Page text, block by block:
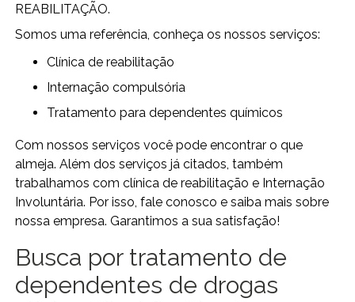
REABILITAÇÃO.
Somos uma referência, conheça os nossos serviços:
clínica de reabilitação
internação compulsória
tratamento para dependentes químicos
Com nossos serviços você pode encontrar o que
almeja. Além dos serviços já citados, também
trabalhamos com clínica de reabilitação e Internação
Involuntária. Por isso, fale conosco e saiba mais sobre
nossa empresa. Garantimos a sua satisfação!
Busca por tratamento de
dependentes de drogas